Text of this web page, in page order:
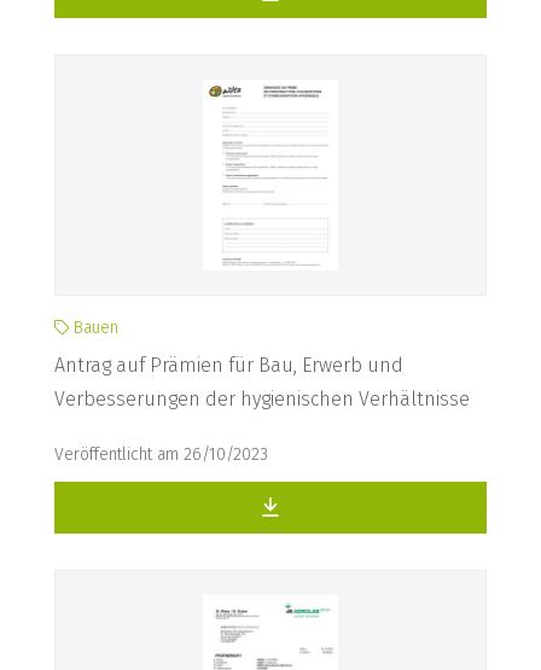
Bauen
Antrag auf Prämien für Bau, Erwerb und
Verbesserungen der hygienischen Verhältnisse
Veröffentlicht am 26/10/2023